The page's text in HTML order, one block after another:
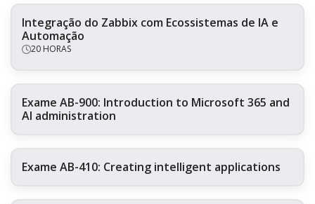
Integração do Zabbix com Ecossistemas de IA e
Automação
20 HORAS
Exame AB-900: Introduction to Microsoft 365 and
AI administration
Exame AB-410: Creating intelligent applications